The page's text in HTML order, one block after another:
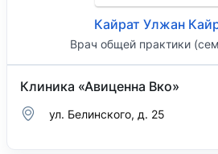
Кайрат Улжан
Врач общей практики
Клиника «Авиценна Вко»
ул. Белинского, д. 25